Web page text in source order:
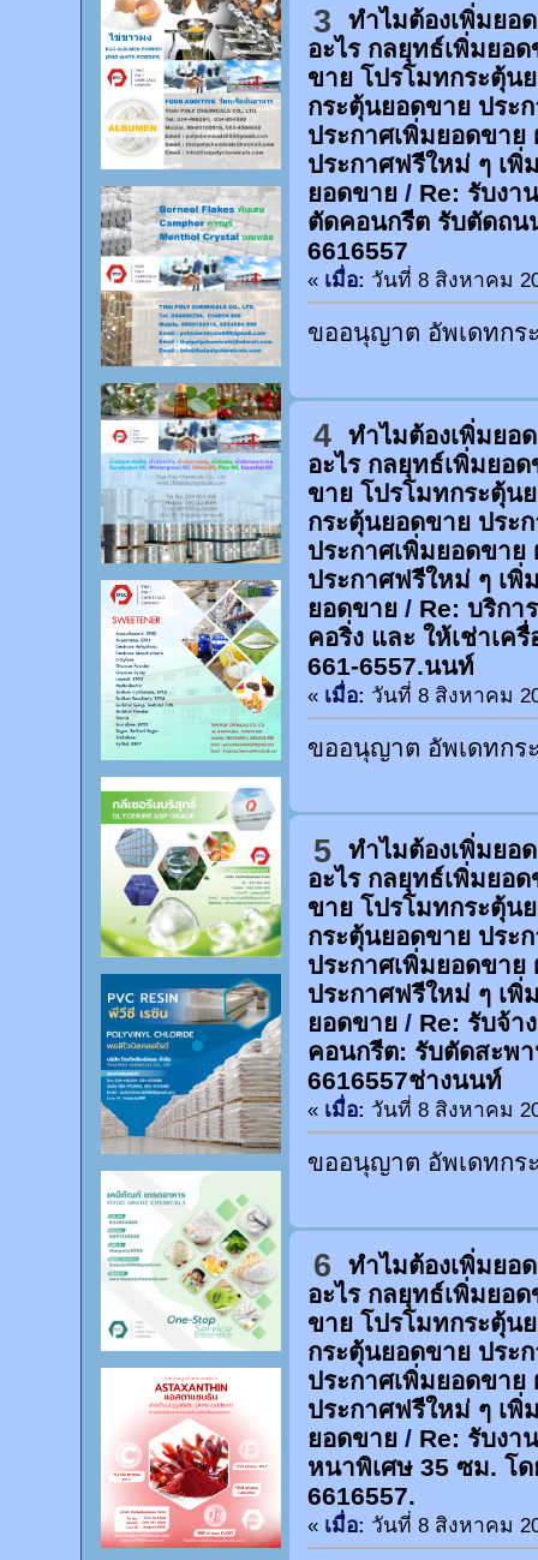
3
ทำไมต้องเพิ่มยอ
อะไร กลยุทธ์เพิ่มยอ
ขาย โปรโมทกระตุ้น
กระตุ้นยอดขาย ประ
ประกาศเพิ่มยอดขาย
ประกาศฟรีใหม่ ๆ เพิ่
ยอดขาย/ Re: รับงา
ตัดคอนกรีต รับตัดถน
6616557
« เมื่อ: วันที่ 8 สิงหาคม
ขออนุญาต อัพเดทกร
4
ทำไมต้องเพิ่มยอ
อะไร กลยุทธ์เพิ่มยอ
ขาย โปรโมทกระตุ้น
กระตุ้นยอดขาย ประ
ประกาศเพิ่มยอดขาย
ประกาศฟรีใหม่ ๆ เพิ่
ยอดขาย/ Re: บริกา
คอริ่ง และ ให้เช่าเค
661-6557.นนท์
« เมื่อ: วันที่ 8 สิงหาคม
ขออนุญาต อัพเดทกร
5
ทำไมต้องเพิ่มยอ
อะไร กลยุทธ์เพิ่มยอ
ขาย โปรโมทกระตุ้น
กระตุ้นยอดขาย ประ
ประกาศเพิ่มยอดขาย
ประกาศฟรีใหม่ ๆ เพิ่
ยอดขาย/ Re: รับจ้า
คอนกรีต: รับตัดสะพ
6616557ช่างนนท์
« เมื่อ: วันที่ 8 สิงหาคม
ขออนุญาต อัพเดทกร
6
ทำไมต้องเพิ่มยอ
อะไร กลยุทธ์เพิ่มยอ
ขาย โปรโมทกระตุ้น
กระตุ้นยอดขาย ประ
ประกาศเพิ่มยอดขาย
ประกาศฟรีใหม่ ๆ เพิ่
ยอดขาย/ Re: รับงา
หนาพิเศษ 35 ซม. โ
6616557.
« เมื่อ: วันที่ 8 สิงหาคม